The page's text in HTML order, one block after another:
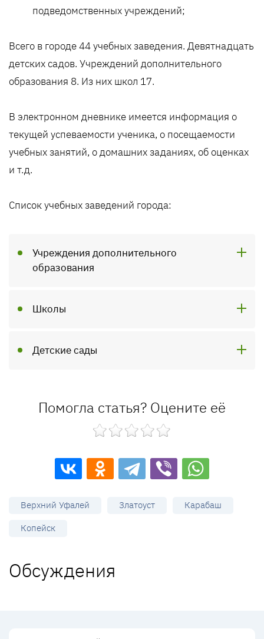
подведомственных учреждений;
Всего в городе 44 учебных заведения. Девятнадцать
детских садов. Учреждений дополнительного
образования 8. Из них школ 17.
В электронном дневнике имеется информация о
текущей успеваемости ученика, о посещаемости
учебных занятий, о домашних заданиях, об оценках
и т.д.
Список учебных заведений города:
Учреждения дополнительного
образования
Школы
Детские сады
Помогла статья? Оцените её
Верхний Уфалей Златоуст Карабаш
Копейск
Обсуждения